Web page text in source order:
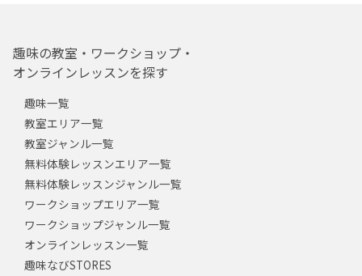
趣味の教室・ワークショップ・
オンラインレッスンを探す
趣味一覧
教室エリア一覧
教室ジャンル一覧
無料体験レッスンエリア一覧
無料体験レッスンジャンル一覧
ワークショップエリア一覧
ワークショップジャンル一覧
オンラインレッスン一覧
趣味なびSTORES